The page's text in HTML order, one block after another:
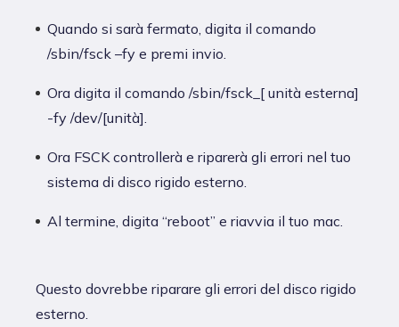
Quando si sarà fermato, digita il comando
/sbin/fsck –fy e premi invio.
Ora digita il comando /sbin/fsck_[ unità esterna]
-fy /dev/[unità].
Ora FSCK controllerà e riparerà gli errori nel tuo
sistema di disco rigido esterno.
Al termine, digita “reboot” e riavvia il tuo mac.
Questo dovrebbe riparare gli errori del disco rigido
esterno.